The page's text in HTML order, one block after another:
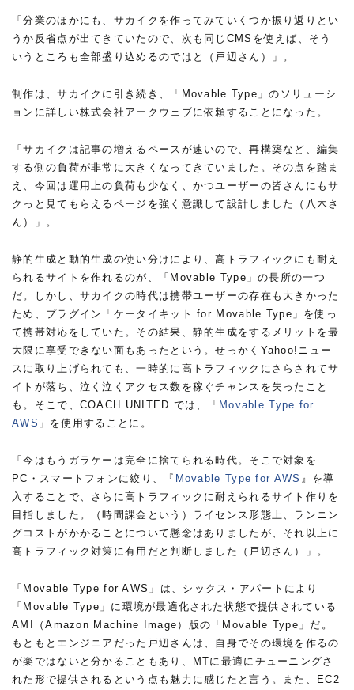
「分業のほかにも、サカイクを作ってみていくつか振り返りとい
うか反省点が出てきていたので、次も同じCMSを使えば、そう
いうところも全部盛り込めるのではと（戸辺さん）」。
制作は、サカイクに引き続き、「Movable Type」のソリューシ
ョンに詳しい株式会社アークウェブに依頼することになった。
「サカイクは記事の増えるペースが速いので、再構築など、編集
する側の負荷が非常に大きくなってきていました。その点を踏ま
え、今回は運用上の負荷も少なく、かつユーザーの皆さんにもサ
クっと見てもらえるページを強く意識して設計しました（八木さ
ん）」。
静的生成と動的生成の使い分けにより、高トラフィックにも耐え
られるサイトを作れるのが、「Movable Type」の長所の一つ
だ。しかし、サカイクの時代は携帯ユーザーの存在も大きかった
ため、プラグイン「ケータイキット for Movable Type」を使っ
て携帯対応をしていた。その結果、静的生成をするメリットを最
大限に享受できない面もあったという。せっかくYahoo!ニュー
スに取り上げられても、一時的に高トラフィックにさらされてサ
イトが落ち、泣く泣くアクセス数を稼ぐチャンスを失ったこと
も。そこで、COACH UNITED では、「 Movable Type for
AWS 」を使用することに。
「今はもうガラケーは完全に捨てられる時代。そこで対象を
PC・スマートフォンに絞り、『 Movable Type for AWS 』を導
入することで、さらに高トラフィックに耐えられるサイト作りを
目指しました。（時間課金という）ライセンス形態上、ランニン
グコストがかかることについて懸念はありましたが、それ以上に
高トラフィック対策に有用だと判断しました（戸辺さん）」。
「Movable Type for AWS」は、シックス・アパートにより
「Movable Type」に環境が最適化された状態で提供されている
AMI（Amazon Machine Image）版の「Movable Type」だ。
もともとエンジニアだった戸辺さんは、自身でその環境を作るの
が楽ではないと分かることもあり、MTに最適にチューニングさ
れた形で提供されるという点も魅力に感じたと言う。また、EC2